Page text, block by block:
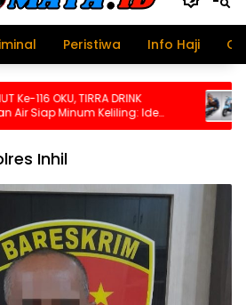
Peristiwa Info Haji
OKU, TIRRA DRINK
Minum Keliling: Ide
Jadi Inovasi
Fazzio
Retro-
Inhil